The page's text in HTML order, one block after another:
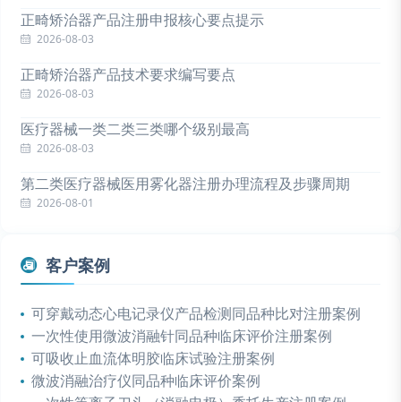
正畸矫治器产品注册申报核心要点提示
2026-08-03
正畸矫治器产品技术要求编写要点
2026-08-03
医疗器械一类二类三类哪个级别最高
2026-08-03
第二类医疗器械医用雾化器注册办理流程及步骤周期
2026-08-01
客户案例
可穿戴动态心电记录仪产品检测同品种比对注册案例
一次性使用微波消融针同品种临床评价注册案例
可吸收止血流体明胶临床试验注册案例
微波消融治疗仪同品种临床评价案例